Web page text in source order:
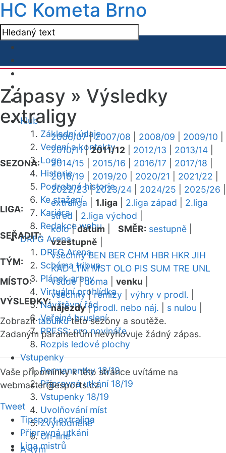
HC Kometa Brno
Klub
Základní údaje
Vedení a kontakty
Logo
Historie
Podrobná historie
Ke stažení
Kariéra
Redakce webu
DRFG Arena
DRFG Arena
Schéma tribun
Plánek areny
Virtuální prohlídka
Návštěvní řád
Veřejné bruslení
PRESS: pro novináře
Rozpis ledové plochy
Vstupenky
Permanentky 18/19
Přípravná utkání 18/19
Vstupenky 18/19
Uvolňování míst
Zvýhodněné
On-line
A-tým
Zápasy » Výsledky
extraligy
SEZONA:
2006/07|2007/08 2008/09 2009/10
2010/11|2011/12 2012/13 2013/14
2014/15
2015/16 2016/17 2017/18
2018/19
2019/20 2020/21 2021/22
2022/23|2023/24 2024/25 2025/26
LIGA:
extraliga 1.liga 2.liga západ
2.liga
střed
2.liga východ
SEŘADIT:
kolo|datum SMĚR: sestupně
vzestupně
TÝM:
všechny BEN BER CHM HBR HKR JIH
KAD LTM MST OLO PIS SUM TRE UNL
MÍSTO:
všude|doma venku
VÝSLEDKY:
všechny|remízy výhry v prodl.
nájezdy|prodl. nebo náj. s nulou
Zobrazittabulkutéto sezóny a soutěže.
Zadaným parametrům nevyhovuje žádný zápas.
Vaše připomínky k této stránce uvítáme na
webmaster@esports.cz.
Tweet
Tipsport extraliga
Přípravná utkání
Liga mistrů